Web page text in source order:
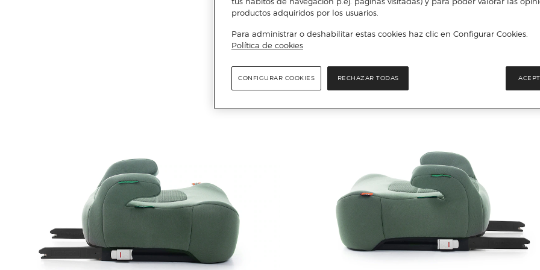
productos adquiridos por los usuarios.
Para administrar o deshabilitar estas cookies haz clic en Configurar Cookies.
Política de cookies
RECHAZAR TODAS
CONFIGURAR COOKIES